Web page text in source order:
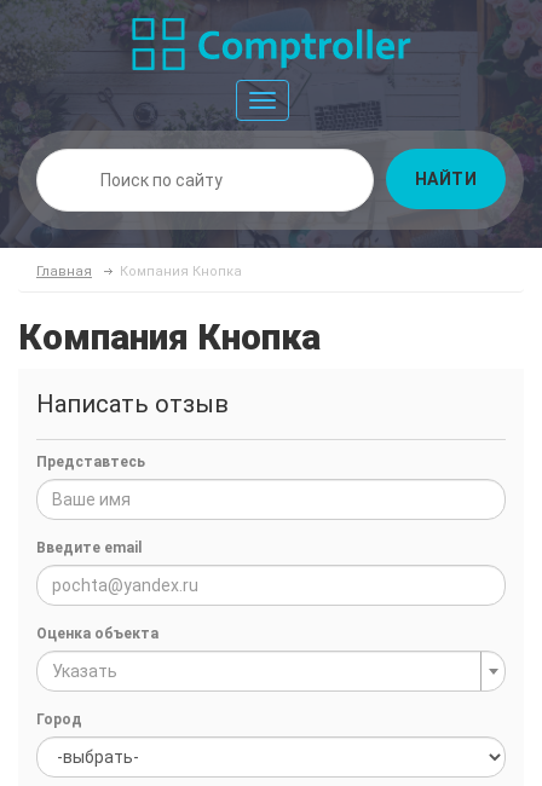
Toggle
navigation
НАЙТИ
Главная Компания Кнопка
Компания Кнопка
Написать отзыв
Представтесь
Введите email
Оценка объекта
Указать
Город